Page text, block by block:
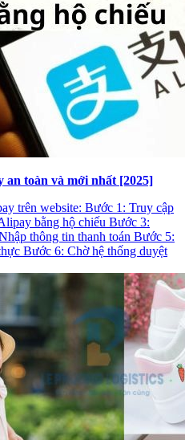
an toàn và mới nhất [2025]
trên website: Bước 1: Truy cập
bằng hộ chiếu Bước 3:
thông tin thanh toán Bước 5:
Bước 6: Chờ hệ thống duyệt